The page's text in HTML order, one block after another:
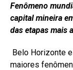
Fenômeno
capital mineira
das etapas mais
Belo Horizonte
maiores